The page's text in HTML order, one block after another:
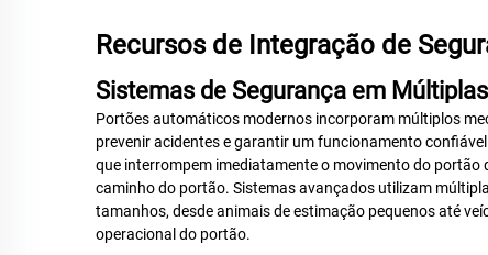
Recursos de Integração de
Sistemas de Segurança em
Portões automáticos modernos incorporam múltiplos
prevenir acidentes e garantir um funcionamento
que interrompem imediatamente o movimento do
caminho do portão. Sistemas avançados utilizam
tamanhos, desde animais de estimação pequenos até
operacional do portão.